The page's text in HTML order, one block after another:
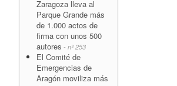
Zaragoza lleva al
Parque Grande más
de 1.000 actos de
firma con unos 500
autores - nº 253
El Comité de
Emergencias de
Aragón moviliza más